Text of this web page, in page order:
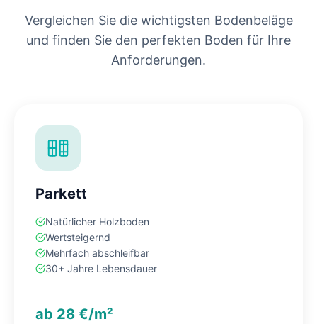
Vergleichen Sie die wichtigsten Bodenbeläge
und finden Sie den perfekten Boden für Ihre
Anforderungen.
Parkett
Natürlicher Holzboden
Wertsteigernd
Mehrfach abschleifbar
30+ Jahre Lebensdauer
ab 28 €/m²